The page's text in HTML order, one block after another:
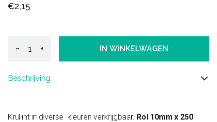
€2,15
− + IN WINKELWAGEN
Beschrijving
Krullint in diverse kleuren verkrijgbaar. Rol 10mm x 250